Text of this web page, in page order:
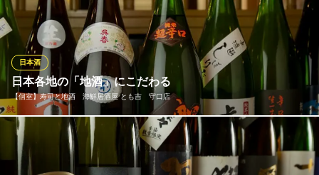
司やお造りの味わいを最大限に引き立てるために造られた大起水
産オリジナルの美酒「天下の台所」をご用意しております。純米
吟醸、特別純米酒、特別本醸造と、お好みに合わせて選べるこだ
わりの一杯が、上質なお食事の時間をさらに華やかに彩ります。
大起水産回転寿司 京阪守口店
回転寿司
京阪本線守口市駅 徒歩3分
大阪府守口市河原町8-3 京阪百貨店守口店7F
日本各地の「地酒」にこだわる
【個室】寿司と地酒 海鮮居酒屋 とも吉 守口店
日本酒
店主自ら季節により、お料理に1番合う地酒をご提案いたします。
旬の食材にこだわった酒の旨さを演出する通好みの肴、地酒と相
性抜群のおつまみと共に召し上がれ。スポット入荷も多いので本